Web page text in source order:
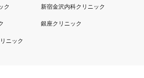
ク 新宿金沢内科クリニック
銀座クリニック
ニック